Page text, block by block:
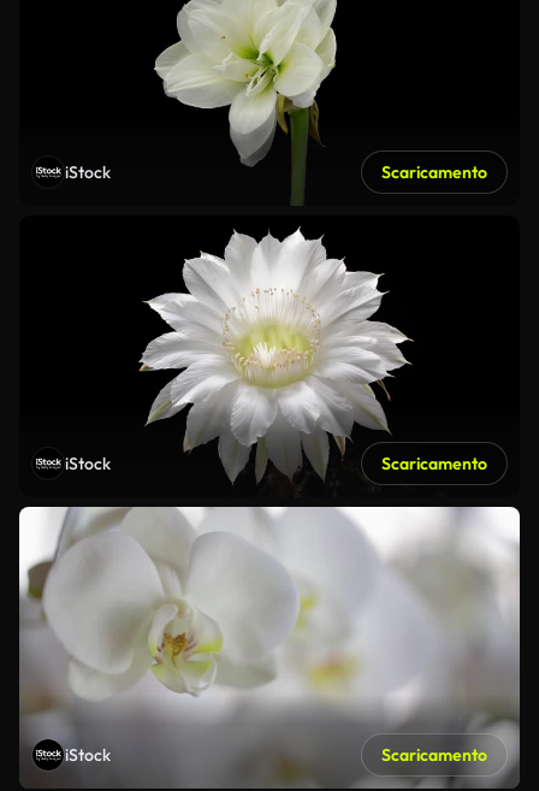
iStock Scaricamento
iStock Scaricamento
iStock Scaricamento